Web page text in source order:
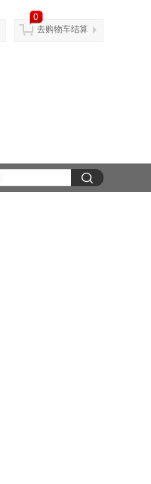
0
去购物车结算